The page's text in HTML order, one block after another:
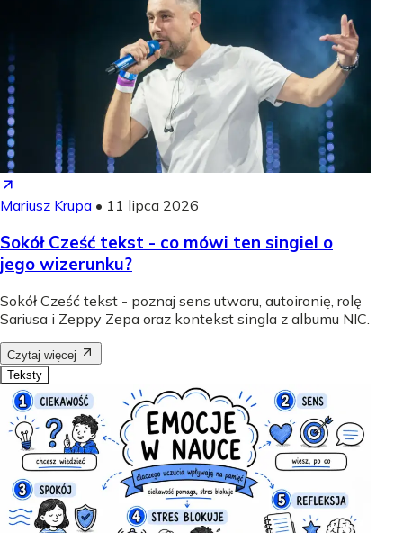
Mariusz Krupa • 11 lipca 2026
Sokół Cześć tekst - co mówi ten singiel o
jego wizerunku?
Sokół Cześć tekst - poznaj sens utworu, autoironię, rolę
Sariusa i Zeppy Zepa oraz kontekst singla z albumu NIC.
Czytaj więcej
Teksty